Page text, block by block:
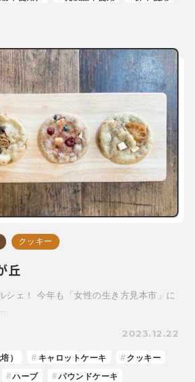
クッキー
丘
シェ！ 今年も「女性の生き方見本市」に
2023.12.22
） キャロットケーキ
クッキー
ハーブ
パウンドケーキ